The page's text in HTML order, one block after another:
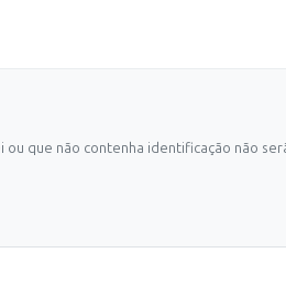
que não contenha identificação não